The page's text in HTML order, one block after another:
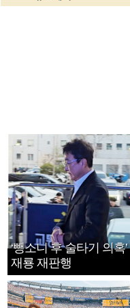
‘뺑소니 후 술타기 의혹
재룡 재판행